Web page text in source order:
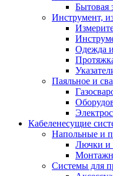
Бытовая
Инструмент,
Одежда
Паяльное и
Кабеленесущие
Напольные и
Лючки и
Системы для